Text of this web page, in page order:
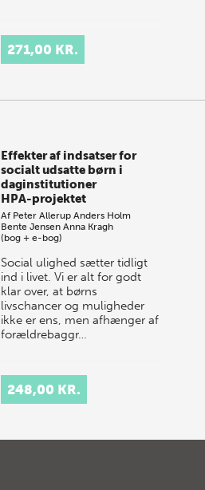
271,00 KR.
Effekter af indsatser for
socialt udsatte børn i
daginstitutioner
HPA-projektet
Af Peter Allerup Anders Holm
Bente Jensen Anna Kragh
(bog + e-bog)
Social ulighed sætter tidligt
ind i livet. Vi er alt for godt
klar over, at børns
livschancer og muligheder
ikke er ens, men afhænger af
forældrebaggr…
248,00 KR.